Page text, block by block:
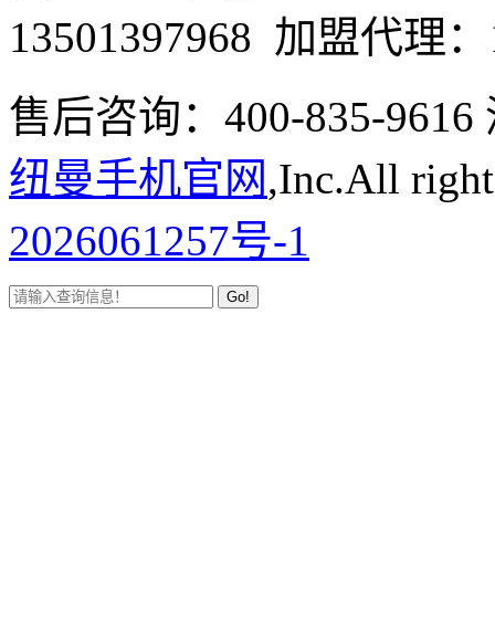
13501397968 加盟代理
售后咨询：400-835-
纽曼手机官网,Inc.All
2026061257号-1
Go!